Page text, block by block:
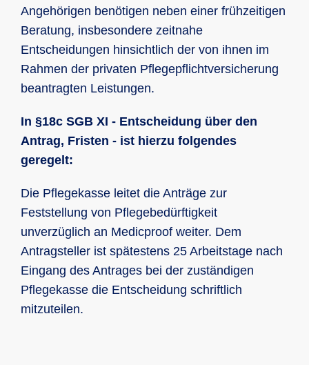
Angehörigen benötigen neben einer frühzeitigen
Beratung, insbesondere zeitnahe
Entscheidungen hinsichtlich der von ihnen im
Rahmen der privaten Pflegepflichtversicherung
beantragten Leistungen.
In §18c SGB XI - Entscheidung über den
Antrag, Fristen - ist hierzu folgendes
geregelt:
Die Pflegekasse leitet die Anträge zur
Feststellung von Pflegebedürftigkeit
unverzüglich an Medicproof weiter. Dem
Antragsteller ist spätestens 25 Arbeitstage nach
Eingang des Antrages bei der zuständigen
Pflegekasse die Entscheidung schriftlich
mitzuteilen.